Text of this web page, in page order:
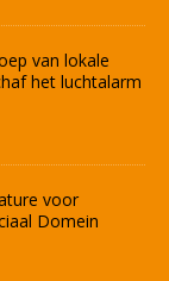
van lokale
het luchtalarm
voor
Domein